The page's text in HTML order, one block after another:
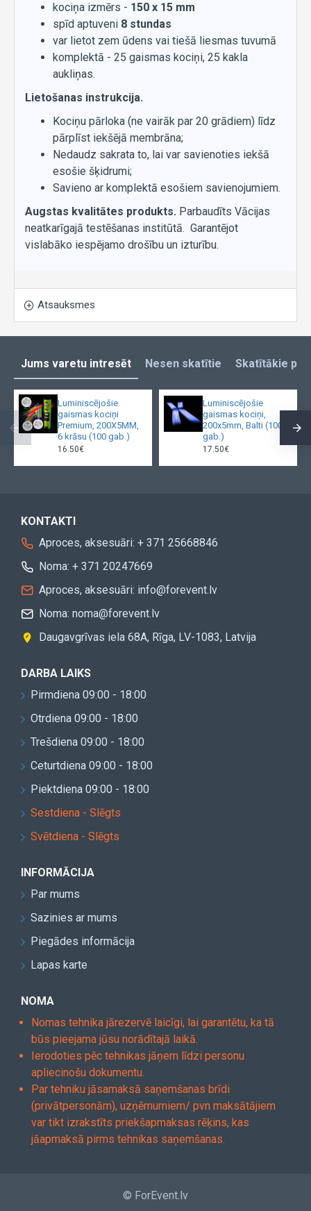
kociņa izmērs - 150 x 15 mm
spīd aptuveni 8 stundas
var lietot zem ūdens vai tiešā liesmas tuvumā
komplektā - 25 gaismas kociņi, 25 kakla
aukliņas.
Lietošanas instrukcija.
Kociņu pārloka (ne vairāk par 20 grādiem) līdz
pārplīst iekšējā membrāna;
Nedaudz sakrata to, lai var savienoties iekšā
esošie šķidrumi;
Savieno ar komplektā esošiem savienojumiem.
Augstas kvalitātes produkts. Parbaudīts Vācijas
neatkarīgajā testēšanas institūtā. Garantējot
vislabāko iespējamo drošību un izturību.
Atsauksmes
Jums varetu intresēt Nesen skatītie Skatītākie
Luminiscējošie
gaismas kociņi
Premium, 200X5MM,
6 krāsu (100 gab.)
16.50€
Luminiscējošie
gaismas kociņi,
200x5mm, Balti (100
gab.)
17.50€
KONTAKTI
Aproces, aksesuāri: + 371 25668846
Noma: + 371 20247669
Aproces, aksesuāri: info@forevent.lv
Noma: noma@forevent.lv
Daugavgrīvas iela 68A, Rīga, LV-1083, Latvija
DARBA LAIKS
Pirmdiena 09:00 - 18:00
Otrdiena 09:00 - 18:00
Trešdiena 09:00 - 18:00
Ceturtdiena 09:00 - 18:00
Piektdiena 09:00 - 18:00
Sestdiena - Slēgts
Svētdiena - Slēgts
INFORMĀCIJA
Par mums
Sazinies ar mums
Piegādes informācija
Lapas karte
NOMA
Nomas tehnika jārezervē laicīgi, lai garantētu, ka tā
būs pieejama jūsu norādītajā laikā.
Ierodoties pēc tehnikas jāņem līdzi personu
apliecinošu dokumentu.
Par tehniku jāsamaksā saņemšanas brīdi
(privātpersonām), uzņēmumiem/ pvn maksātājiem
var tikt izrakstīts priekšapmaksas rēķins, kas
jāapmaksā pirms tehnikas saņemšanas.
© ForEvent.lv